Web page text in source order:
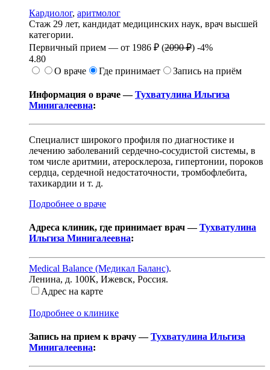
Кардиолог, аритмолог
Стаж 29 лет, кандидат медицинских наук, врач высшей
категории.
Первичный прием — от 1986 ₽ (2090 ₽) -4%
4.80
О враче
Где принимает Запись на приём
Информация о враче —Тухватулина Ильгиза
Минигалеевна:
Специалист широкого профиля по диагностике и
лечению заболеваний сердечно-сосудистой системы, в
том числе аритмии, атеросклероза, гипертонии, пороков
сердца, сердечной недостаточности, тромбофлебита,
тахикардии и т. д.
Подробнее о враче
Адреса клиник, где принимает врач —Тухватулина
Ильгиза Минигалеевна:
Medical Balance (Медикал Баланс).
Ленина, д. 100К, Ижевск, Россия.
Адрес на карте
Подробнее о клинике
Запись на прием к врачу —Тухватулина Ильгиза
Минигалеевна: